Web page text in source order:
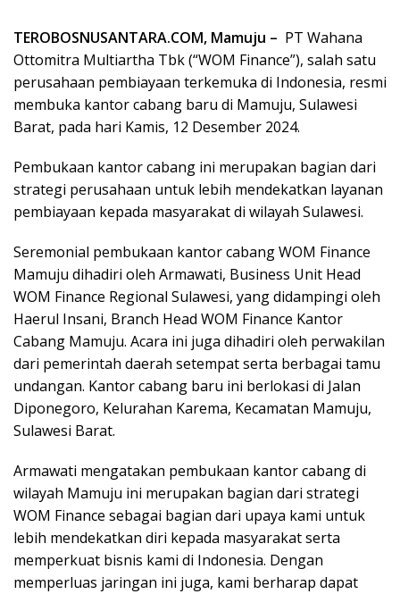
TEROBOSNUSANTARA.COM, Mamuju – PT Wahana
Ottomitra Multiartha Tbk (“WOM Finance”), salah satu
perusahaan pembiayaan terkemuka di Indonesia, resmi
membuka kantor cabang baru di Mamuju, Sulawesi
Barat, pada hari Kamis, 12 Desember 2024.
Pembukaan kantor cabang ini merupakan bagian dari
strategi perusahaan untuk lebih mendekatkan layanan
pembiayaan kepada masyarakat di wilayah Sulawesi.
Seremonial pembukaan kantor cabang WOM Finance
Mamuju dihadiri oleh Armawati, Business Unit Head
WOM Finance Regional Sulawesi, yang didampingi oleh
Haerul Insani, Branch Head WOM Finance Kantor
Cabang Mamuju. Acara ini juga dihadiri oleh perwakilan
dari pemerintah daerah setempat serta berbagai tamu
undangan. Kantor cabang baru ini berlokasi di Jalan
Diponegoro, Kelurahan Karema, Kecamatan Mamuju,
Sulawesi Barat.
Armawati mengatakan pembukaan kantor cabang di
wilayah Mamuju ini merupakan bagian dari strategi
WOM Finance sebagai bagian dari upaya kami untuk
lebih mendekatkan diri kepada masyarakat serta
memperkuat bisnis kami di Indonesia. Dengan
memperluas jaringan ini juga, kami berharap dapat